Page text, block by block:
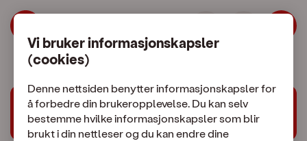
Hopp til meny
Hopp til hovedinnholdMine sider | OneCall
Trenger du hjelp?
Vi bruker informasjonskapsler
(cookies)
Denne nettsiden benytter informasjonskapsler for
å forbedre din brukeropplevelse. Du kan selv
bestemme hvilke informasjonskapsler som blir
brukt i din nettleser og du kan endre dine